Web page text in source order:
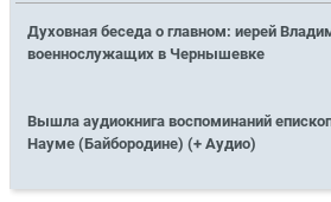
Духовная беседа о главном: иерей
военнослужащих в Чернышевке
Вышла аудиокнига воспоминаний
Науме (Байбородине) (+ Аудио)